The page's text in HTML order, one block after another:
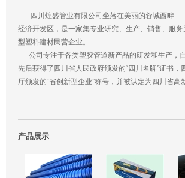
四川煌盛管业有限公司坐落在美丽的蓉城西畔
经济开发区，是一家集专业研究、生产、销售、服务
型塑料建材民营企业。
公司专注于各类塑胶管道新产品的研发和生产，
先后获得了四川省人民政府颁发的“四川名牌”证书，
厅颁发的“省创新型企业”称号，并被认定为四川省高
业。公司与清华大学、四川大学高分子材料学院成立
四川煌盛管业有限公司是一家年轻的公司，我们
生产优质、优价给排水管道的企业宗旨，坚持优质高
远大目标。
产品展示